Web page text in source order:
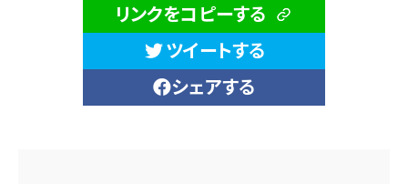
リンクをコピーする
ツイートする
シェアする